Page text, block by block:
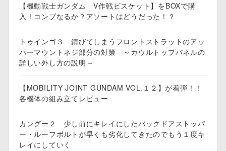
【機動戦士ガンダム V作戦ビスケット】をBOXで購
入！コンプなるか？アソートはどうだった！？
トゥインゴ３ 錆びてしまうフロントストラットのアッ
パーマウントネジ部分の対策 ～カウルトップパネルの
詳しい外し方の説明～
【MOBILITY JOINT GUNDAM VOL.１２】が着弾！！
各機体の組み立てレビュー
カングー２ 少し前にキレイにしたバックドアストッパ
ー・ルーフボルトが早くも劣化してきたのでもう１度キ
レイにしていく